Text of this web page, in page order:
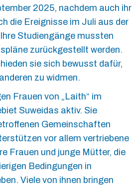
2025, nachdem auch ihr
die Ereignisse im Juli aus der
Studiengänge mussten
zurückgestellt werden.
sie sich bewusst dafür,
zu widmen.
Frauen von „Laith“ im
Suweidas aktiv. Sie
Gemeinschaften
vor allem vertriebene
Frauen und junge Mütter, die
Bedingungen in
Viele von ihnen bringen